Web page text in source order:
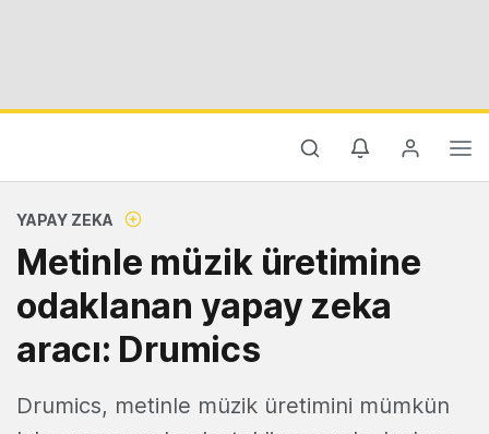
YAPAY ZEKA
Metinle müzik üretimine
odaklanan yapay zeka
aracı: Drumics
Drumics, metinle müzik üretimini mümkün